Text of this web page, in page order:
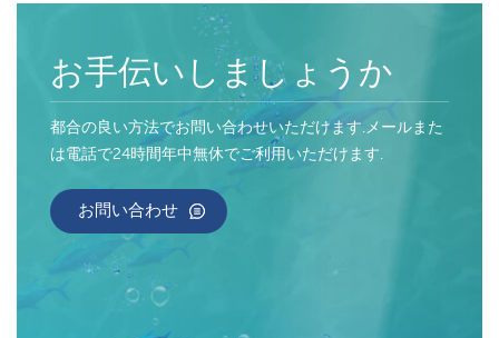
お手伝いしましょうか
都合の良い方法でお問い合わせいただけます.メールまた
は電話で24時間年中無休でご利用いただけます.
お問い合わせ